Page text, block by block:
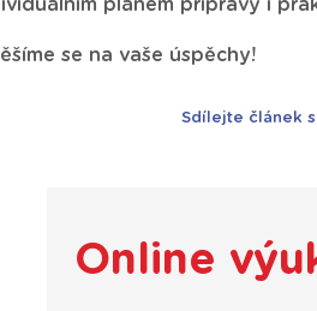
plánem přípravy i
se na vaše úspěchy!
Sdílejte článek
Online